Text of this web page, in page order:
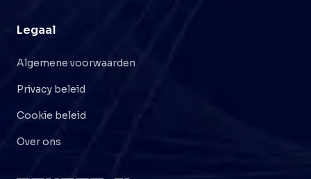
Legaal
Algemene voorwaarden
Privacy beleid
Cookie beleid
Over ons